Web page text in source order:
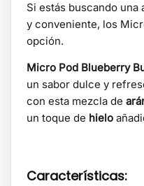
Si estás buscando una
y conveniente, los
opción.
Micro Pod Blueberry
un sabor dulce y
con esta mezcla de
un toque de hielo
Características: